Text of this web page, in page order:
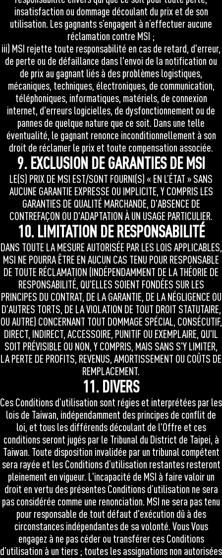
insatisfaction ou dommage découlant du prix et de son
utilisation. Les gagnants s’engagent à n’effectuer aucune
réclamation contre MSI ;
iii) MSI rejette toute responsabilité en cas de retard, d'erreur,
de perte ou de défaillance dans l'envoi de la notification ou
de prix au gagnant liés à des problèmes logistiques,
mécaniques, techniques, électroniques, de communication,
téléphoniques, informatiques, matériels, de connexion
internet, d'erreurs logicielles, de dysfonctionnement ou de
pannes de quelque nature que ce soit. Dans une telle
éventualité, le gagnant renonce inconditionnellement à son
droit de réclamer le prix et toute compensation associée.
9. EXCLUSION DE GARANTIES DE MSI
LE(S) PRIX DE MSI EST/SONT FOURNI(S) « EN L’ÉTAT » SANS
AUCUNE GARANTIE EXPRESSE OU IMPLICITE, Y COMPRIS LES
GARANTIES DE QUALITÉ MARCHANDE, D'ABSENCE DE
CONTREFAÇON OU D'ADAPTATION À UN USAGE PARTICULIER.
10. LIMITATION DE RESPONSABILITÉ
DANS TOUTE LA MESURE AUTORISÉE PAR LES LOIS APPLICABLES,
MSI NE POURRA ÊTRE EN AUCUN CAS TENU POUR RESPONSABLE
DE TOUTE RÉCLAMATION (INDÉPENDAMMENT DE LA THÉORIE DE
RESPONSABILITÉ, QU'ELLES SOIENT FONDÉES SUR LES
PRINCIPES DU CONTRAT, DE LA GARANTIE, DE LA NÉGLIGENCE OU
D'AUTRES TORTS, DE LA VIOLATION DE TOUT DROIT STATUTAIRE,
OU AUTRE) CONCERNANT TOUT DOMMAGE SPÉCIAL, CONSÉCUTIF,
DIRECT, INDIRECT, ACCESSOIRE, PUNITIF OU EXEMPLAIRE, QU'IL
SOIT PRÉVISIBLE OU NON, Y COMPRIS, MAIS SANS S'Y LIMITER,
LA PERTE DE PROFITS, REVENUS, AMORTISSEMENT OU COÛTS DE
REMPLACEMENT.
11. DIVERS
Ces Conditions d’utilisation sont régies et interprétées par les
lois de Taiwan, indépendamment des principes de conflit de
loi, et tous les différends découlant de l'Offre et ces
conditions seront jugés par le Tribunal du District de Taipei, à
Taiwan. Toute disposition invalidée par un tribunal compétent
sera rayée et les Conditions d’utilisation restantes resteront
pleinement en vigueur. L'incapacité de MSI à faire valoir un
droit en vertu des présentes Conditions d’utilisation ne sera
pas considérée comme une renonciation. MSI ne sera pas tenu
pour responsable de tout défaut d'exécution dû à des
circonstances indépendantes de sa volonté. Vous Vous
engagez à ne pas céder ou transférer ces Conditions
d’utilisation à un tiers ; toutes les assignations non autorisées